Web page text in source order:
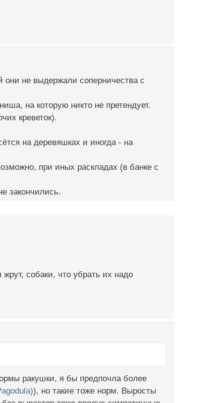
не выдержали соперничества с
на которую никто не претендует.
креветок).
на деревяшках и иногда - на
при иных раскладах (в банке с
закончились.
собаки, что убрать их надо
ракушки, я бы предпочла более
), но такие тоже норм. Выросты